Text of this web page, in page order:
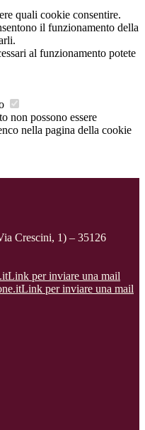
quali cookie consentire.
il funzionamento della
al funzionamento potete
non possono essere
nella pagina della cookie
Crescini, 1) – 35126
Link per inviare una mail
Link per inviare una mail